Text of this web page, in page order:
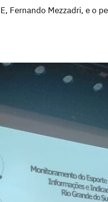
Fernando Mezzadri, e o